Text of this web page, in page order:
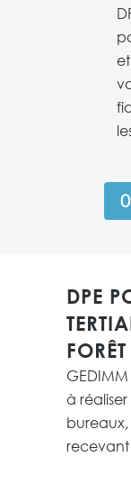
DPE
FORÊT
à réaliser
recevant